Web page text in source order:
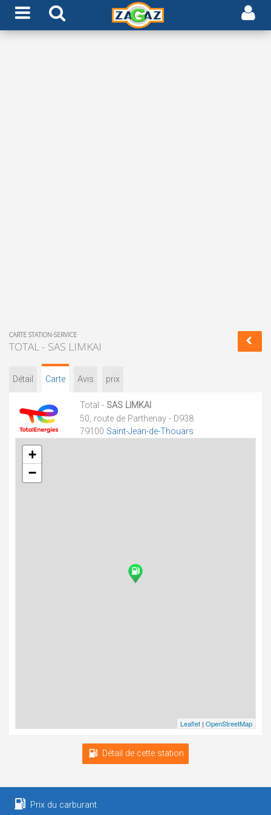
CARTE STATION-SERVICE
TOTAL - SAS LIMKAI
Détail Carte Avis prix
Total - SAS LIMKAI
50, route de Parthenay - D938
79100 Saint-Jean-de-Thouars
+
−
Leaflet | OpenStreetMap
Détail de cette station
Prix du carburant